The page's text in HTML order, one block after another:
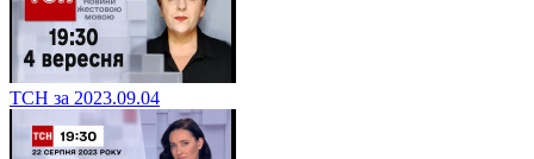
ТСН за 2023.09.04